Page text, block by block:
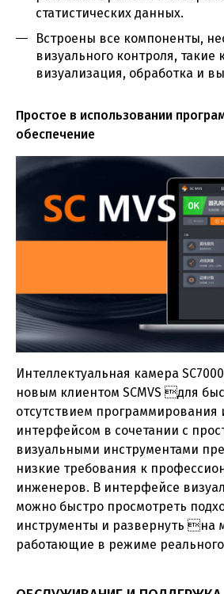
статистических данных.
Встроены все компоненты,
визуального контроля, такие
визуализация, обработка и
Простое в использовании
обеспечение
Интеллектуальная камера
новым клиентом SCMVS для
отсутствием
интерфейсом в сочетании с
визуальными инструментами
низкие требования к
инженеров. В интерфейсе
можно быстро просмотреть
инструменты и развернуть на
работающие в режиме